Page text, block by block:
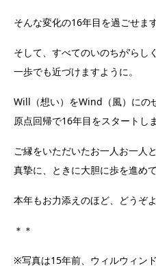
そんな変化の16年目を過ごせま
そして、すべてのいのちが’らし
一歩でも近づけますように。
Will（想い）をWind（風）にの
原点回帰で16年目をスタートしま
ご縁をいただいたお一人お一人
真摯に、ときに大胆に歩を進め
本年もお力添えのほど、どうぞ
＊＊
※写真は15年前、ウィルウィン